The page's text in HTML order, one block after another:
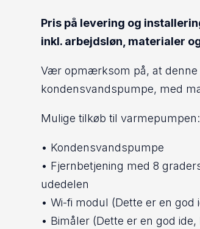
Pris på levering og
inkl. arbejdsløn, materialer
Vær opmærksom på, at denne
kondensvandspumpe, med
Mulige tilkøb til varmepumpen:
• Kondensvandspumpe
• Fjernbetjening med 8
udedelen
• Wi-fi modul (Dette er en
• Bimåler (Dette er en god